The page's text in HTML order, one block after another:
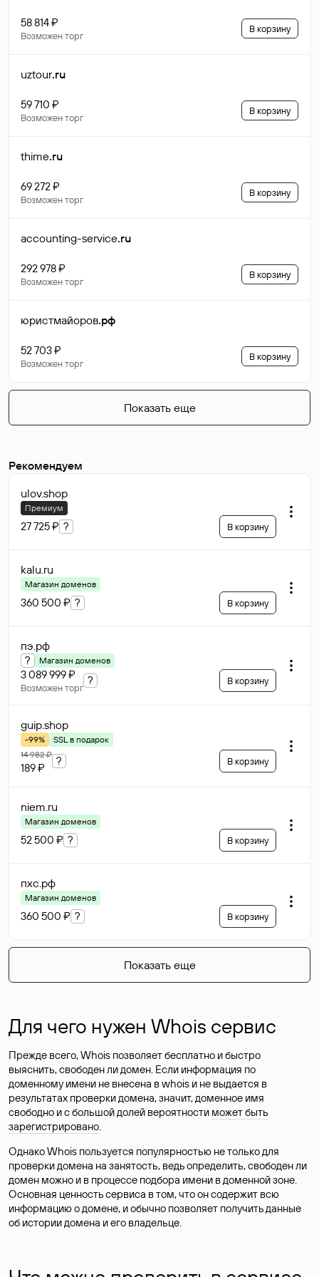
58 814 ₽
Возможен торг
В корзину
uztour.ru
59 710 ₽
Возможен торг
В корзину
thime.ru
69 272 ₽
Возможен торг
В корзину
accounting-service.ru
292 978 ₽
Возможен торг
В корзину
юристмайоров.рф
52 703 ₽
Возможен торг
В корзину
Показать еще
Рекомендуем
ulov.shop
Премиум
27 725 ₽ ? В корзину
kalu.ru
Магазин доменов
360 500 ₽ ? В корзину
пэ.рф
? Магазин доменов
3 089 999 ₽
Возможен торг
? В корзину
guip.shop
-99%
SSL в подарок
14 982 ₽
189 ₽
? В корзину
niem.ru
Магазин доменов
52 500 ₽ ? В корзину
пхс.рф
Магазин доменов
360 500 ₽ ? В корзину
Показать еще
Для чего нужен Whois сервис
Прежде всего, Whois позволяет бесплатно и быстро
выяснить, свободен ли домен. Если информация по
доменному имени не внесена в whois и не выдается в
результатах проверки домена, значит, доменное имя
свободно и с большой долей вероятности может быть
зарегистрировано.
Однако Whois пользуется популярностью не только для
проверки домена на занятость, ведь определить, свободен ли
домен можно и в процессе подбора имени в доменной зоне.
Основная ценность сервиса в том, что он содержит всю
информацию о домене, и обычно позволяет получить данные
об истории домена и его владельце.